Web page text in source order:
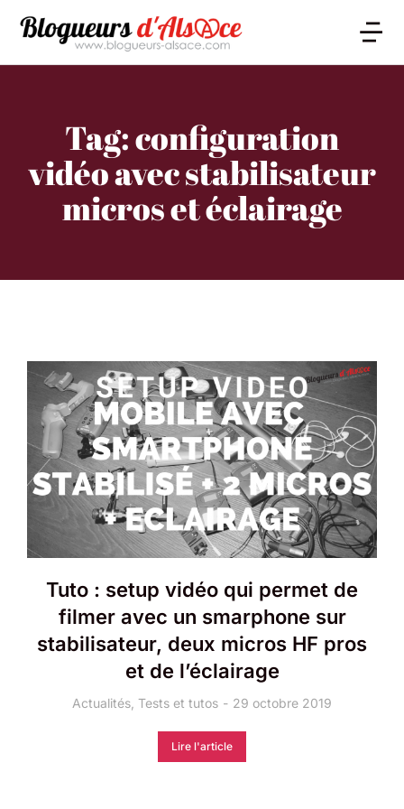
Tag: configuration
vidéo avec stabilisateur
micros et éclairage
Tuto : setup vidéo qui permet de
filmer avec un smarphone sur
stabilisateur, deux micros HF pros
et de l’éclairage
Actualités Tests et tutos 29 octobre 2019
Lire l'article